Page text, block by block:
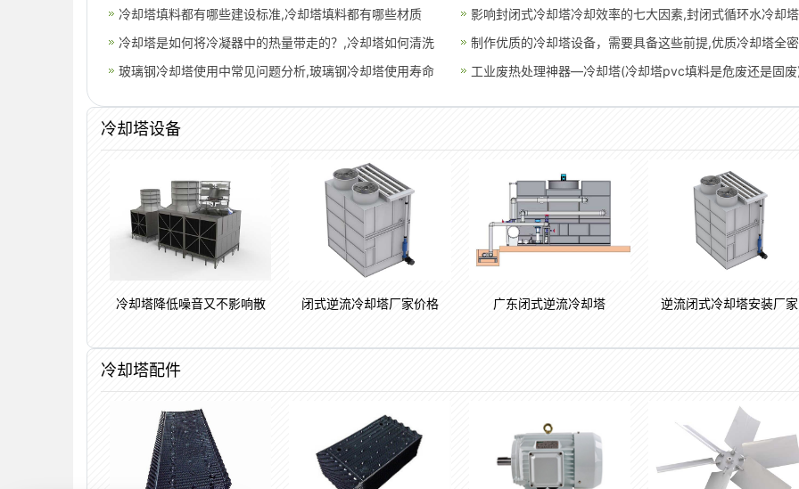
冷却塔填料都有哪些建设标准,冷却塔填料都有哪些材质
影响封闭式冷却塔冷却效率的七大因素,封闭式循环水冷却塔
冷却塔是如何将冷凝器中的热量带走的？,冷却塔如何清洗
制作优质的冷却塔设备，需要具备这些前提,优质冷却塔全
玻璃钢冷却塔使用中常见问题分析,玻璃钢冷却塔使用寿命
工业废热处理神器—冷却塔(冷却塔pvc填料是危废还是固
冷却塔设备
冷却塔降低噪音又不影响散 闭式逆流冷却塔厂家价格 广东闭式逆流冷却塔 逆流闭式冷却塔安装厂家
冷却塔配件